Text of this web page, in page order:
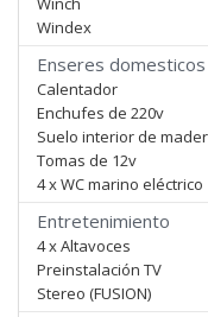
Windex
Enseres
Calentador
Enchufes de 220v
Suelo interior de
Tomas de 12v
4 x WC marino eléctrico
Entretenimiento
4 x Altavoces
Preinstalación TV
Stereo (FUSION)